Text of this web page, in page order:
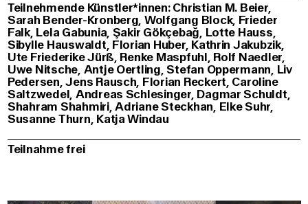
Teilnehmende Künstler*innen: Christian M. Beier,
Sarah Bender-Kronberg, Wolfgang Block, Frieder
Falk, Lela Gabunia, Şakir Gökçebağ, Lotte Hauss,
Sibylle Hauswaldt, Florian Huber, Kathrin Jakubzik,
Ute Friederike Jürß, Renke Maspfuhl, Rolf Naedler,
Uwe Nitsche, Antje Oertling, Stefan Oppermann, Liv
Pedersen, Jens Rausch, Florian Reckert, Caroline
Saltzwedel, Andreas Schlesinger, Dagmar Schuldt,
Shahram Shahmiri, Adriane Steckhan, Elke Suhr,
Susanne Thurn, Katja Windau
Teilnahme frei